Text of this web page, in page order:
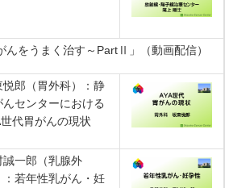
がんをうまく治す～PartⅡ」（動画配信）
悦郎（胃外科）：静
んセンターにおける
世代胃がんの現状
誠一郎（乳腺外
：若年性乳がん・妊